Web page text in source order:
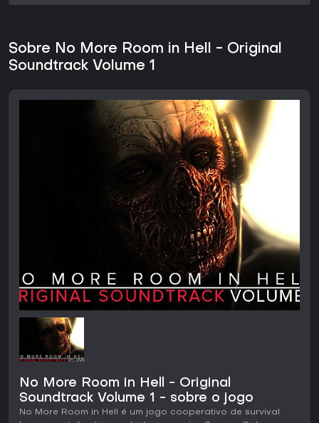
Sobre No More Room in Hell - Original
Soundtrack Volume 1
No More Room in Hell - Original
Soundtrack Volume 1 - sobre o jogo
No More Room in Hell é um jogo cooperativo de survival